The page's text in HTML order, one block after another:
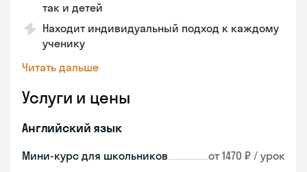
так и детей
Находит индивидуальный подход к каждому
ученику
Читать дальше
Услуги и цены
Английский язык
Мини-курс для школьников от 1470 ₽ / урок